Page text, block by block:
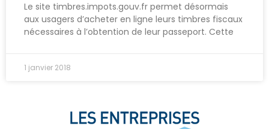
Le site timbres.impots.gouv.fr permet désormais
aux usagers d’acheter en ligne leurs timbres fiscaux
nécessaires à l’obtention de leur passeport. Cette
1 janvier 2018